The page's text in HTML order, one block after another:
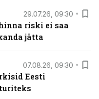
29.07.26, 09:30
riski ei saa
jätta
07.08.26, 09:30
Eesti